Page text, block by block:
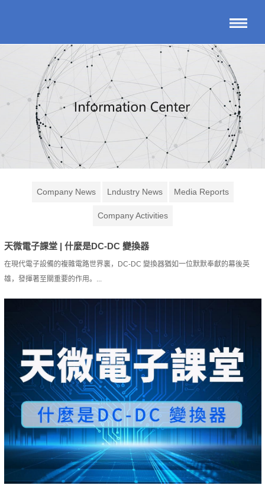
Company News Lndustry News Media Reports
Company Activities
天微電子課堂 | 什麼是DC-DC 變換器
在現代電子設備的複雜電路世界裏，DC-DC 變換器猶如一位默默奉獻的幕後英
雄，發揮著至關重要的作用。...